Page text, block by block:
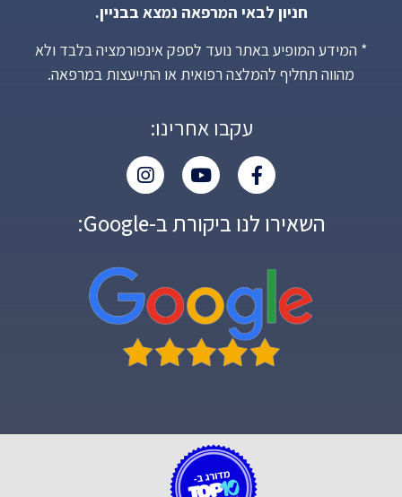
חניון לבאי המרפאה נמצא בבניין.
* המידע המופיע באתר נועד לספק אינפורמציה בלבד ולא
מהווה תחליף להמלצה רפואית או התייעצות במרפאה.
עקבו אחרינו:
השאירו לנו ביקורת ב-Google: